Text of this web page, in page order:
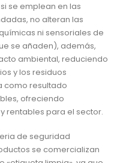
se emplean en las
no alteran las
ni sensoriales de
se añaden), además,
ambiental, reduciendo
y los residuos
como resultado
ofreciendo
rentables para el sector.
de seguridad
se comercializan